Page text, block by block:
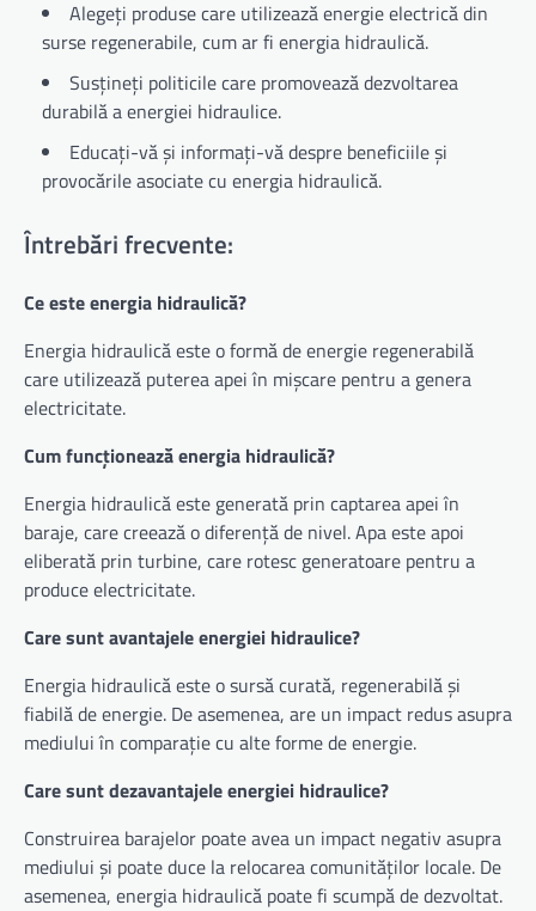
Alegeți produse care utilizează energie electrică din
surse regenerabile, cum ar fi energia hidraulică.
Susțineți politicile care promovează dezvoltarea
durabilă a energiei hidraulice.
Educați-vă și informați-vă despre beneficiile și
provocările asociate cu energia hidraulică.
Întrebări frecvente:
Ce este energia hidraulică?
Energia hidraulică este o formă de energie regenerabilă
care utilizează puterea apei în mișcare pentru a genera
electricitate.
Cum funcționează energia hidraulică?
Energia hidraulică este generată prin captarea apei în
baraje, care creează o diferență de nivel. Apa este apoi
eliberată prin turbine, care rotesc generatoare pentru a
produce electricitate.
Care sunt avantajele energiei hidraulice?
Energia hidraulică este o sursă curată, regenerabilă și
fiabilă de energie. De asemenea, are un impact redus asupra
mediului în comparație cu alte forme de energie.
Care sunt dezavantajele energiei hidraulice?
Construirea barajelor poate avea un impact negativ asupra
mediului și poate duce la relocarea comunităților locale. De
asemenea, energia hidraulică poate fi scumpă de dezvoltat.